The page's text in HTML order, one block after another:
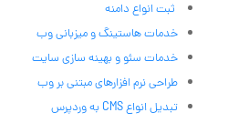
ثبت انواع دامنه
خدمات هاستینگ و میزبانی وب
خدمات سئو و بهینه سازی سایت
طراحی نرم افزارهای مبتنی بر وب
تبدیل انواع CMS به وردپرس